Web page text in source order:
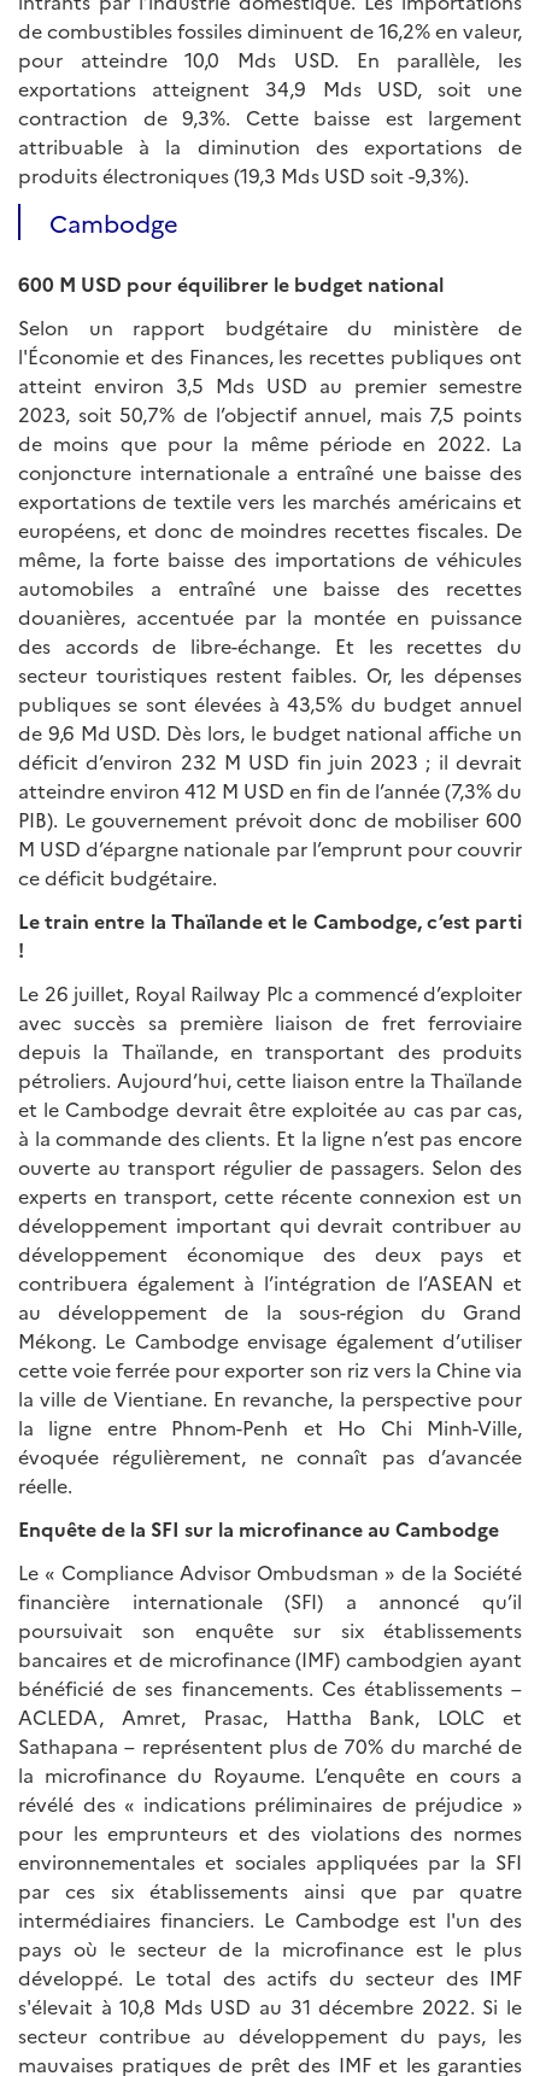
de combustibles fossiles diminuent de 16,2% en valeur,
pour atteindre 10,0 Mds USD. En parallèle, les
exportations atteignent 34,9 Mds USD, soit une
contraction de 9,3%. Cette baisse est largement
attribuable à la diminution des exportations de
produits électroniques (19,3 Mds USD soit -9,3%).
Cambodge
600 M USD pour équilibrer le budget national
Selon un rapport budgétaire du ministère de
l'Économie et des Finances, les recettes publiques ont
atteint environ 3,5 Mds USD au premier semestre
2023, soit 50,7% de l’objectif annuel, mais 7,5 points
de moins que pour la même période en 2022. La
conjoncture internationale a entraîné une baisse des
exportations de textile vers les marchés américains et
européens, et donc de moindres recettes fiscales. De
même, la forte baisse des importations de véhicules
automobiles a entraîné une baisse des recettes
douanières, accentuée par la montée en puissance
des accords de libre-échange. Et les recettes du
secteur touristiques restent faibles. Or, les dépenses
publiques se sont élevées à 43,5% du budget annuel
de 9,6 Md USD. Dès lors, le budget national affiche un
déficit d’environ 232 M USD fin juin 2023 ; il devrait
atteindre environ 412 M USD en fin de l’année (7,3% du
PIB). Le gouvernement prévoit donc de mobiliser 600
M USD d’épargne nationale par l’emprunt pour couvrir
ce déficit budgétaire.
Le train entre la Thaïlande et le Cambodge, c’est parti
!
Le 26 juillet, Royal Railway Plc a commencé d’exploiter
avec succès sa première liaison de fret ferroviaire
depuis la Thaïlande, en transportant des produits
pétroliers. Aujourd’hui, cette liaison entre la Thaïlande
et le Cambodge devrait être exploitée au cas par cas,
à la commande des clients. Et la ligne n’est pas encore
ouverte au transport régulier de passagers. Selon des
experts en transport, cette récente connexion est un
développement important qui devrait contribuer au
développement économique des deux pays et
contribuera également à l’intégration de l’ASEAN et
au développement de la sous-région du Grand
Mékong. Le Cambodge envisage également d’utiliser
cette voie ferrée pour exporter son riz vers la Chine via
la ville de Vientiane. En revanche, la perspective pour
la ligne entre Phnom-Penh et Ho Chi Minh-Ville,
évoquée régulièrement, ne connaît pas d’avancée
réelle.
Enquête de la SFI sur la microfinance au Cambodge
Le « Compliance Advisor Ombudsman » de la Société
financière internationale (SFI) a annoncé qu’il
poursuivait son enquête sur six établissements
bancaires et de microfinance (IMF) cambodgien ayant
bénéficié de ses financements. Ces établissements –
ACLEDA, Amret, Prasac, Hattha Bank, LOLC et
Sathapana – représentent plus de 70% du marché de
la microfinance du Royaume. L’enquête en cours a
révélé des « indications préliminaires de préjudice »
pour les emprunteurs et des violations des normes
environnementales et sociales appliquées par la SFI
par ces six établissements ainsi que par quatre
intermédiaires financiers. Le Cambodge est l'un des
pays où le secteur de la microfinance est le plus
développé. Le total des actifs du secteur des IMF
s'élevait à 10,8 Mds USD au 31 décembre 2022. Si le
secteur contribue au développement du pays, les
mauvaises pratiques de prêt des IMF et les garanties